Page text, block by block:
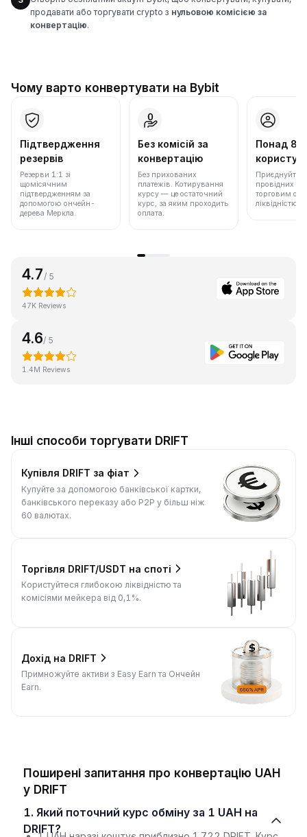
продавати або торгувати crypto з нульовою комісією за
конвертацію.
Чому варто конвертувати на Bybit
Підтвердження
резервів
Резерви 1:1 зі
щомісячним
підтвердженням за
допомогою ончейн-
дерева Меркла.
Без комісій за
конвертацію
Без прихованих
платежів. Котирування
курсу — це остаточний
курс, за яким проходить
оплата.
Понад 86
Приєднуйтеся
провідних
торговим
ліквідністю.
4.7/ 5
47K Reviews
4.6/ 5
1.4M Reviews
Інші способи торгувати DRIFT
Купівля DRIFT за фіат
Купуйте за допомогою банківської картки,
банківського переказу або P2P у більш ніж
60 валютах.
Торгівля DRIFT/USDT на споті
Користуйтеся глибокою ліквідністю та
комісіями мейкера від 0,1%.
Дохід на DRIFT
Примножуйте активи з Easy Earn та Ончейн
Earn.
Поширені запитання про конвертацію UAH
у DRIFT
1. Який поточний курс обміну за 1 UAH на
DRIFT?